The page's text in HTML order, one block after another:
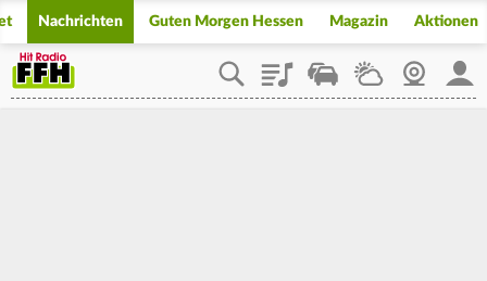
Nachrichten Guten Morgen Hessen Magazin Aktionen
PlaylistStaupilotWetterWebcam